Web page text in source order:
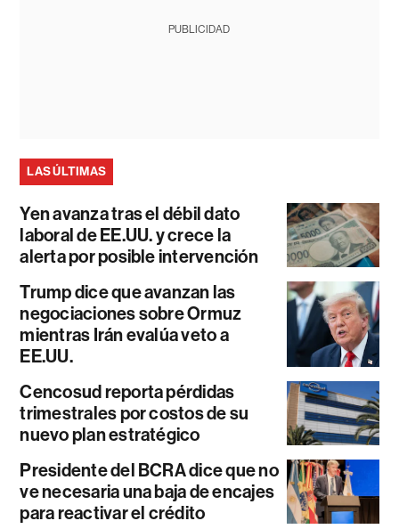
PUBLICIDAD
LAS ÚLTIMAS
Yen avanza tras el débil dato
laboral de EE.UU. y crece la
alerta por posible intervención
Trump dice que avanzan las
negociaciones sobre Ormuz
mientras Irán evalúa veto a
EE.UU.
Cencosud reporta pérdidas
trimestrales por costos de su
nuevo plan estratégico
Presidente del BCRA dice que no
ve necesaria una baja de encajes
para reactivar el crédito